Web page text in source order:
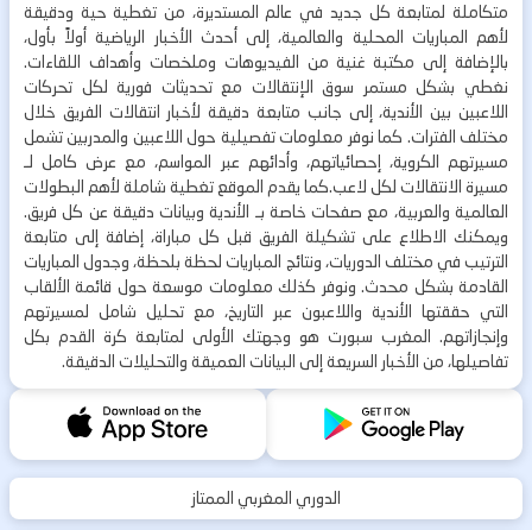
متكاملة لمتابعة كل جديد في عالم المستديرة، من تغطية حية ودقيقة
لأهم المباريات المحلية والعالمية، إلى أحدث الأخبار الرياضية أولاً بأول،
بالإضافة إلى مكتبة غنية من الفيديوهات وملخصات وأهداف اللقاءات.
نغطي بشكل مستمر سوق الإنتقالات مع تحديثات فورية لكل تحركات
اللاعبين بين الأندية، إلى جانب متابعة دقيقة لأخبار انتقالات الفريق خلال
مختلف الفترات. كما نوفر معلومات تفصيلية حول اللاعبين والمدربين تشمل
مسيرتهم الكروية، إحصائياتهم، وأدائهم عبر المواسم، مع عرض كامل لـ
مسيرة الانتقالات لكل لاعب.كما يقدم الموقع تغطية شاملة لأهم البطولات
العالمية والعربية، مع صفحات خاصة بـ الأندية وبيانات دقيقة عن كل فريق.
ويمكنك الاطلاع على تشكيلة الفريق قبل كل مباراة، إضافة إلى متابعة
الترتيب في مختلف الدوريات، ونتائج المباريات لحظة بلحظة، وجدول المباريات
القادمة بشكل محدث. ونوفر كذلك معلومات موسعة حول قائمة الألقاب
التي حققتها الأندية واللاعبون عبر التاريخ، مع تحليل شامل لمسيرتهم
وإنجازاتهم. المغرب سبورت هو وجهتك الأولى لمتابعة كرة القدم بكل
تفاصيلها، من الأخبار السريعة إلى البيانات العميقة والتحليلات الدقيقة.
الدوري المغربي الممتاز